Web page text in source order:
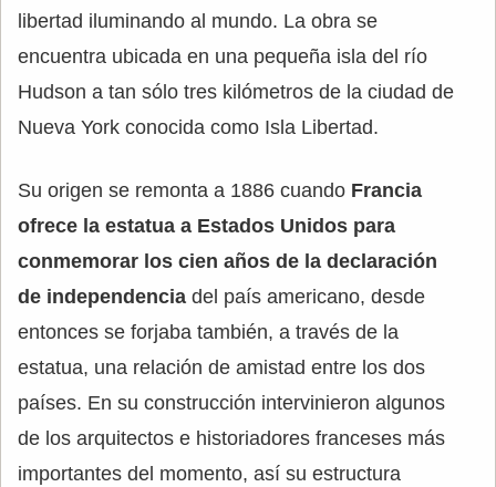
libertad iluminando al mundo. La obra se
encuentra ubicada en una pequeña isla del río
Hudson a tan sólo tres kilómetros de la ciudad de
Nueva York conocida como Isla Libertad.
Su origen se remonta a 1886 cuando Francia
ofrece la estatua a Estados Unidos para
conmemorar los cien años de la declaración
de independencia del país americano, desde
entonces se forjaba también, a través de la
estatua, una relación de amistad entre los dos
países. En su construcción intervinieron algunos
de los arquitectos e historiadores franceses más
importantes del momento, así su estructura